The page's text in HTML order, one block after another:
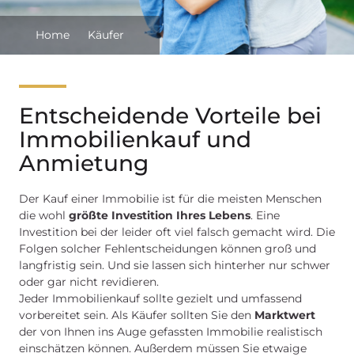
Home Käufer
Entscheidende Vorteile bei
Immobilienkauf und
Anmietung
Der Kauf einer Immobilie ist für die meisten Menschen
die wohl größte Investition Ihres Lebens. Eine
Investition bei der leider oft viel falsch gemacht wird. Die
Folgen solcher Fehlentscheidungen können groß und
langfristig sein. Und sie lassen sich hinterher nur schwer
oder gar nicht revidieren.
Jeder Immobilienkauf sollte gezielt und umfassend
vorbereitet sein. Als Käufer sollten Sie den Marktwert
der von Ihnen ins Auge gefassten Immobilie realistisch
einschätzen können. Außerdem müssen Sie etwaige